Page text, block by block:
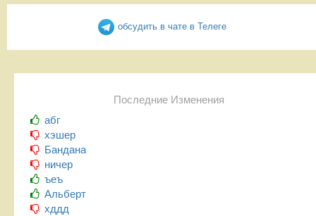
обсудить в чате в Телеге
Последние Изменения
абг
хэшер
Бандана
ничер
ъеъ
Альберт
хддд